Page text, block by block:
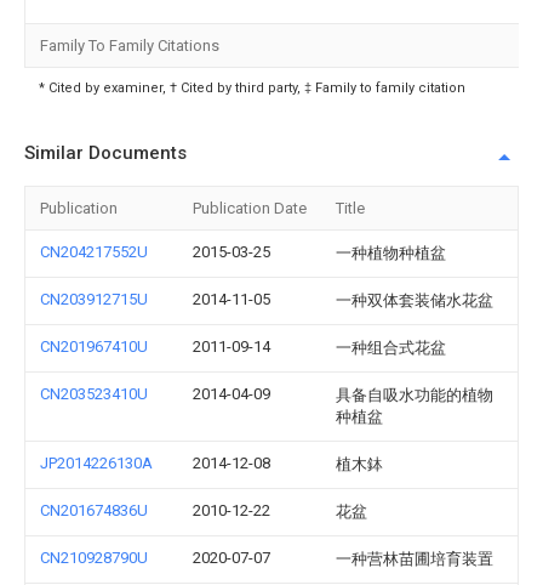
Family To Family Citations
* Cited by examiner, † Cited by third party, ‡ Family to family citation
Similar Documents
Publication Publication Date Title
CN204217552U 2015-03-25 一种植物种植盆
CN203912715U 2014-11-05 一种双体套装储水花盆
CN201967410U 2011-09-14 一种组合式花盆
CN203523410U 2014-04-09
具备自吸水功能的植物
种植盆
JP2014226130A 2014-12-08 植木鉢
CN201674836U 2010-12-22 花盆
CN210928790U 2020-07-07 一种营林苗圃培育装置